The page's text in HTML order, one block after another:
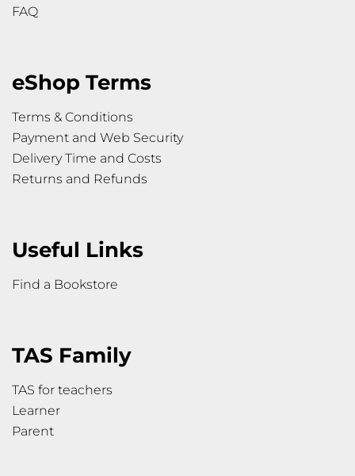
FAQ
eShop Terms
Terms & Conditions
Payment and Web Security
Delivery Time and Costs
Returns and Refunds
Useful Links
Find a Bookstore
TAS Family
TAS for teachers
Learner
Parent